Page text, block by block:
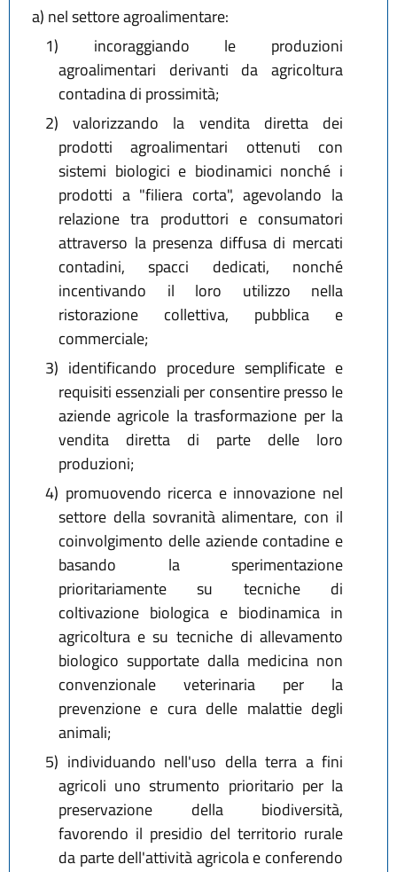
a) nel settore agroalimentare:
1) incoraggiando le produzioni
agroalimentari derivanti da agricoltura
contadina di prossimità;
2) valorizzando la vendita diretta dei
prodotti agroalimentari ottenuti con
sistemi biologici e biodinamici nonché i
prodotti a "filiera corta", agevolando la
relazione tra produttori e consumatori
attraverso la presenza diffusa di mercati
contadini, spacci dedicati, nonché
incentivando il loro utilizzo nella
ristorazione collettiva, pubblica e
commerciale;
3) identificando procedure semplificate e
requisiti essenziali per consentire presso le
aziende agricole la trasformazione per la
vendita diretta di parte delle loro
produzioni;
4) promuovendo ricerca e innovazione nel
settore della sovranità alimentare, con il
coinvolgimento delle aziende contadine e
basando la sperimentazione
prioritariamente su tecniche di
coltivazione biologica e biodinamica in
agricoltura e su tecniche di allevamento
biologico supportate dalla medicina non
convenzionale veterinaria per la
prevenzione e cura delle malattie degli
animali;
5) individuando nell'uso della terra a fini
agricoli uno strumento prioritario per la
preservazione della biodiversità,
favorendo il presidio del territorio rurale
da parte dell'attività agricola e conferendo